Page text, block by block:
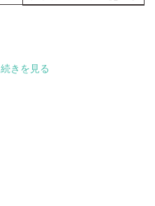
続きを見る